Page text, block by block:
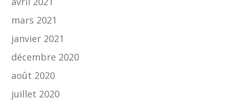
mars 2021
janvier 2021
décembre 2020
août 2020
juillet 2020